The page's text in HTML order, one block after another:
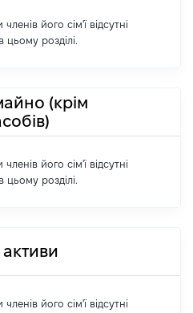
його сім'ї відсутні
цьому розділі.
(крім
його сім'ї відсутні
цьому розділі.
активи
його сім'ї відсутні